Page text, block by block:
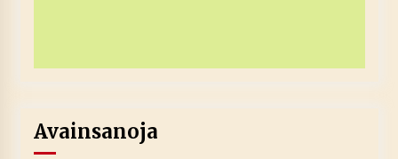
Avainsanoja